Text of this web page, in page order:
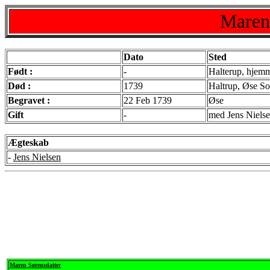
Dato
Sted
Født :
-
Halterup,
Død :
1739
Haltrup, Øse
Begravet :
22 Feb 1739
Øse
Gift
- med Jens
Ægteskab
- Jens Nielsen
Maren Sørensdatter